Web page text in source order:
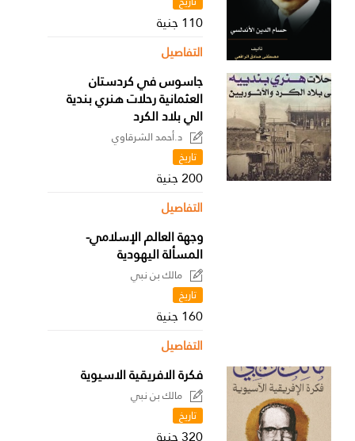
110 جنية
التفاصيل
جاسوس في كردستان
العثمانية رحلات هنري بندية
الي بلاد الكرد
د.أحمد الشرقاوي
تاريخ
200 جنية
التفاصيل
وجهة العالم الإسلامي-
المسألة اليهودية
مالك بن نبي
تاريخ
160 جنية
التفاصيل
فكرة الافريقية الاسيوية
مالك بن نبي
تاريخ